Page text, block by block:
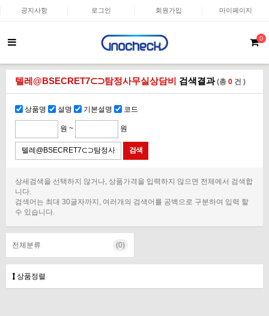
공지사항 로그인 회원가입 마이페이지
0
텔레@BSECRET7⊂⊃탐정사무실상담비 검색결과(총 0 건 )
상품명 설명 기본설명 코드
원 ~ 원
상세검색을 선택하지 않거나, 상품가격을 입력하지 않으면 전체에서 검색합
니다.
검색어는 최대 30글자까지, 여러개의 검색어를 공백으로 구분하여 입력 할
수 있습니다.
전체분류 (0)
상품정렬